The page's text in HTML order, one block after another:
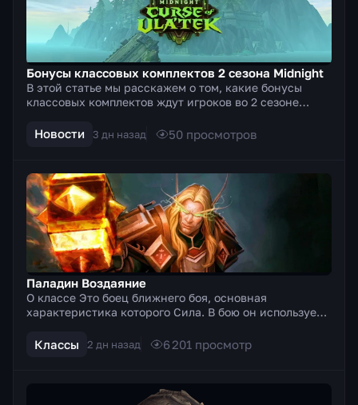
Бонусы классовых комплектов 2 сезона Midnight
В этой статье мы расскажем о том, какие бонусы
классовых комплектов ждут игроков во 2 сезоне
какие с...
Новости 3 дн назад 50 просмотров
Паладин Воздаяние
О классе Это боец ближнего боя, основная
характеристика которого Сила. В бою он использует
этого бойца я...
Классы 2 дн назад 6 201 просмотр